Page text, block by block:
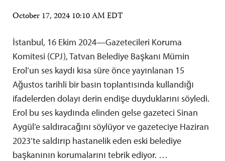
October 17, 2024 10:10 AM EDT
İstanbul, 16 Ekim 2024—Gazetecileri Koruma
Komitesi (CPJ), Tatvan Belediye Başkanı Mümin
Erol’un ses kaydı kısa süre önce yayınlanan 15
Ağustos tarihli bir basın toplantısında kullandığı
ifadelerden dolayı derin endişe duyduklarını söyledi.
Erol bu ses kaydında elinden gelse gazeteci Sinan
Aygül’e saldıracağını söylüyor ve gazeteciye Haziran
2023’te saldırıp hastanelik eden eski belediye
başkanının korumalarını tebrik ediyor. …